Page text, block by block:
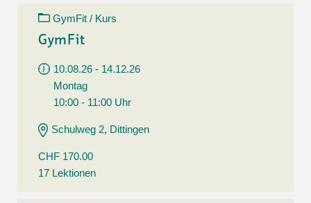
GymFit / Kurs
GymFit
10.08.26 - 14.12.26
Montag
10:00 - 11:00 Uhr
Schulweg 2, Dittingen
CHF 170.00
17 Lektionen